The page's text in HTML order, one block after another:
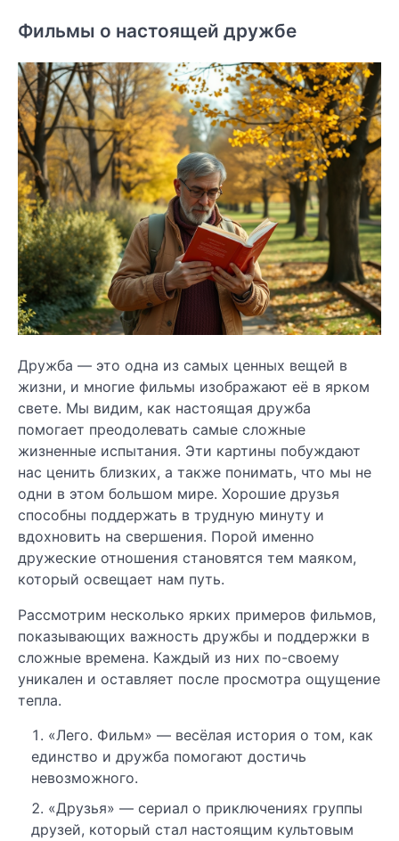
Фильмы о настоящей дружбе
Дружба — это одна из самых ценных вещей в
жизни, и многие фильмы изображают её в ярком
свете. Мы видим, как настоящая дружба
помогает преодолевать самые сложные
жизненные испытания. Эти картины побуждают
нас ценить близких, а также понимать, что мы не
одни в этом большом мире. Хорошие друзья
способны поддержать в трудную минуту и
вдохновить на свершения. Порой именно
дружеские отношения становятся тем маяком,
который освещает нам путь.
Рассмотрим несколько ярких примеров фильмов,
показывающих важность дружбы и поддержки в
сложные времена. Каждый из них по-своему
уникален и оставляет после просмотра ощущение
тепла.
«Лего. Фильм» — весёлая история о том, как
единство и дружба помогают достичь
невозможного.
«Друзья» — сериал о приключениях группы
друзей, который стал настоящим культовым